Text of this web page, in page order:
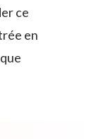
ce
en